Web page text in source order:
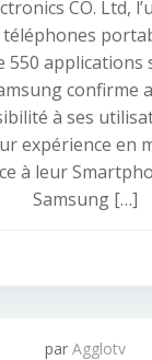
CO. Ltd,
applications
confirme
à ses
expérience en
à leur
Samsung […]
par Agglotv